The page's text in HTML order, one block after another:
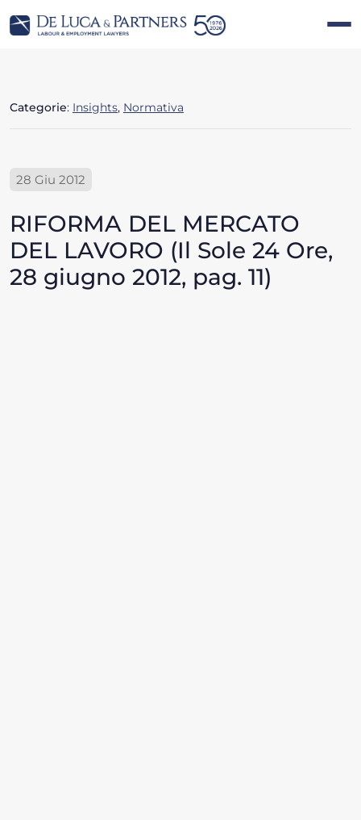
Categorie: Insights, Normativa
28 Giu 2012
RIFORMA DEL MERCATO
DEL LAVORO (Il Sole 24 Ore,
28 giugno 2012, pag. 11)